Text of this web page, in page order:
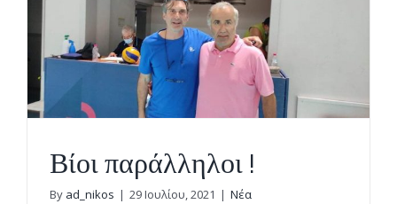
και
Βίοι παράλληλοι !
By ad_nikos | 29 Ιουλίου, 2021 | Νέα